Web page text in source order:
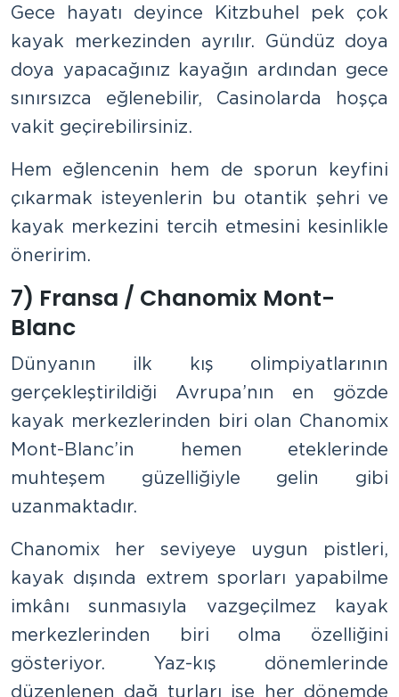
Gece hayatı deyince Kitzbuhel pek çok
kayak merkezinden ayrılır. Gündüz doya
doya yapacağınız kayağın ardından gece
sınırsızca eğlenebilir, Casinolarda hoşça
vakit geçirebilirsiniz.
Hem eğlencenin hem de sporun keyfini
çıkarmak isteyenlerin bu otantik şehri ve
kayak merkezini tercih etmesini kesinlikle
öneririm.
7) Fransa / Chanomix Mont-
Blanc
Dünyanın ilk kış olimpiyatlarının
gerçekleştirildiği Avrupa’nın en gözde
kayak merkezlerinden biri olan Chanomix
Mont-Blanc’in hemen eteklerinde
muhteşem güzelliğiyle gelin gibi
uzanmaktadır.
Chanomix her seviyeye uygun pistleri,
kayak dışında extrem sporları yapabilme
imkânı sunmasıyla vazgeçilmez kayak
merkezlerinden biri olma özelliğini
gösteriyor. Yaz-kış dönemlerinde
düzenlenen dağ turları ise her dönemde